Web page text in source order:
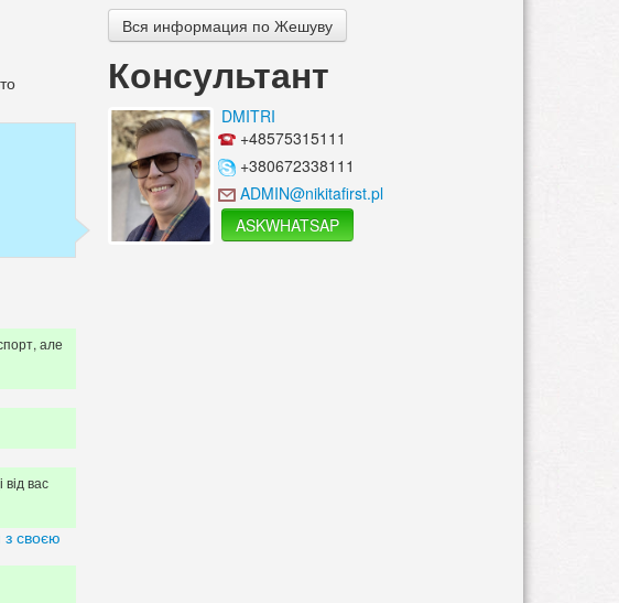
але
від вас
своєю
Вся информация по Жешуву
Консультант
DMITRI
+48575315111
+380672338111
ADMIN@nikitafirst.pl
ASKWHATSAP